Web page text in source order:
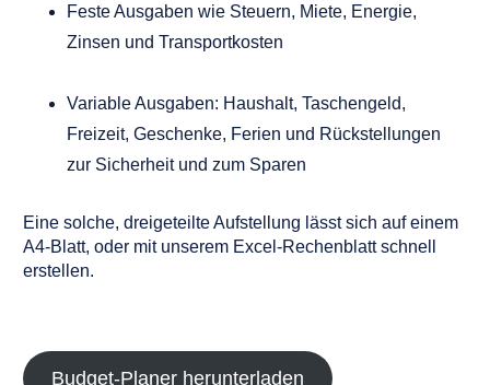
Feste Ausgaben wie Steuern, Miete, Energie,
Zinsen und Transportkosten
Variable Ausgaben: Haushalt, Taschengeld,
Freizeit, Geschenke, Ferien und Rückstellungen
zur Sicherheit und zum Sparen
Eine solche, dreigeteilte Aufstellung lässt sich auf einem
A4-Blatt, oder mit unserem Excel-Rechenblatt schnell
erstellen.
Budget-Planer herunterladen